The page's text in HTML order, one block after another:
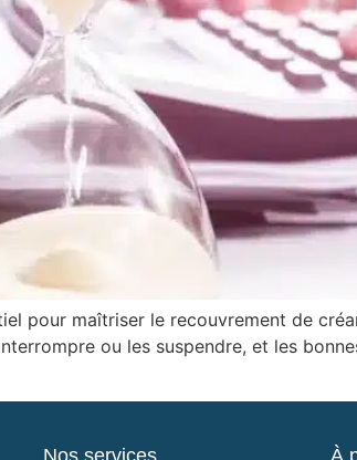
pour maîtriser le recouvrement de
ou les suspendre, et les